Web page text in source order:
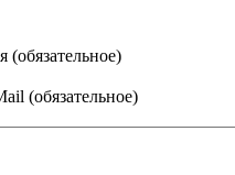
(обязательное)
(обязательное)